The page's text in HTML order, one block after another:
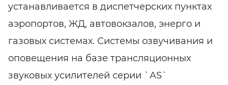
устанавливается в диспетчерских пунктах
аэропортов, ЖД, автовокзалов, энерго и
газовых системах. Системы озвучивания и
оповещения на базе трансляционных
звуковых усилителей серии `AS`